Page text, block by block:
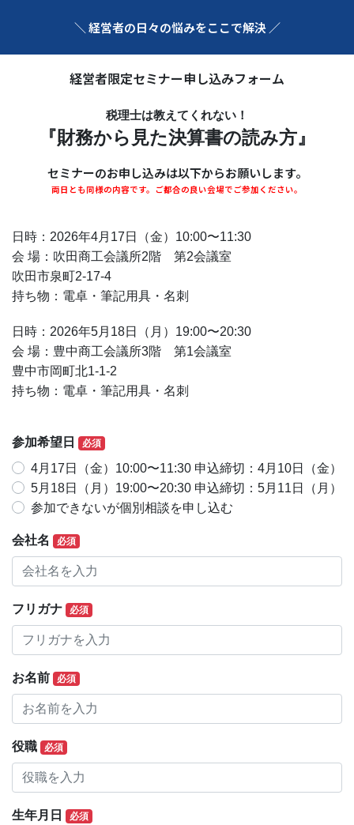
＼ 経営者の日々の悩みをここで解決 ／
経営者限定セミナー申し込みフォーム
税理士は教えてくれない！
『財務から見た決算書の読み方』
セミナーのお申し込みは以下からお願いします。
両日とも同様の内容です。ご都合の良い会場でご参加ください。
日時：2026年4月17日（金）10:00〜11:30
会 場：吹田商工会議所2階 第2会議室
吹田市泉町2-17-4
持ち物：電卓・筆記用具・名刺
日時：2026年5月18日（月）19:00〜20:30
会 場：豊中商工会議所3階 第1会議室
豊中市岡町北1-1-2
持ち物：電卓・筆記用具・名刺
参加希望日 必須
4月17日（金）10:00〜11:30 申込締切：4月10日（金）
5月18日（月）19:00〜20:30 申込締切：5月11日（月）
参加できないが個別相談を申し込む
会社名 必須
フリガナ 必須
お名前 必須
役職 必須
生年月日 必須